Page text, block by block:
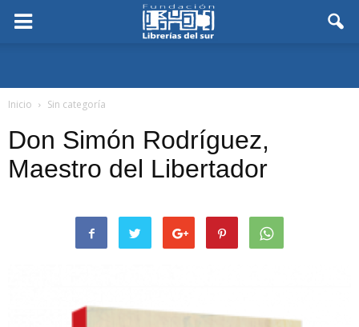
Inicio Sin categoría
Don Simón Rodríguez,
Maestro del Libertador